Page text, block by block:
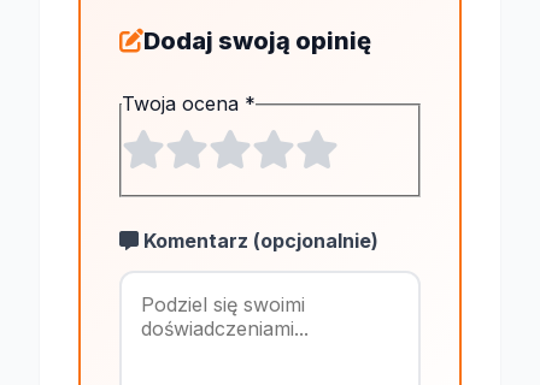
Dodaj swoją opinię
Twoja ocena *
Komentarz (opcjonalnie)
Maksymalnie